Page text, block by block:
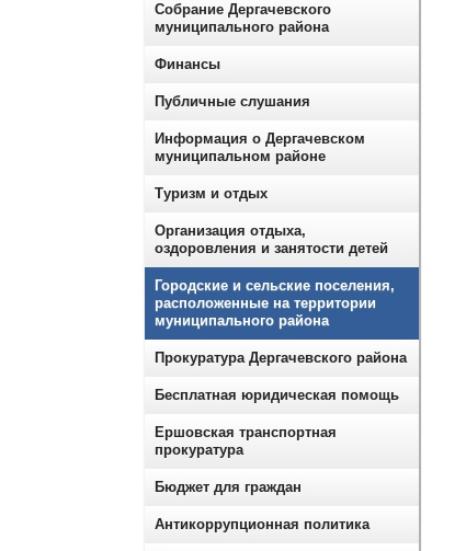
Собрание Дергачевского
муниципального района
Финансы
Публичные слушания
Информация о Дергачевском
муниципальном районе
Туризм и отдых
Организация отдыха,
оздоровления и занятости детей
Городские и сельские поселения,
расположенные на территории
муниципального района
Прокуратура Дергачевского района
Бесплатная юридическая помощь
Ершовская транспортная
прокуратура
Бюджет для граждан
Антикоррупционная политика